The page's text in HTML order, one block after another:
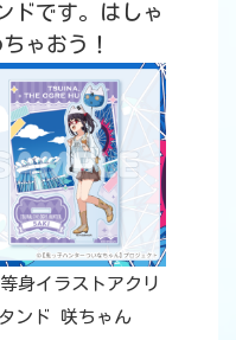
ドです。はしゃ
ゃおう！
身イラストアクリ
ンド 咲ちゃん